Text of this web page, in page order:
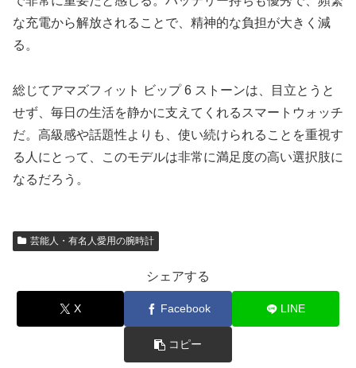
な充電から解放されることで、精神的な負担が大きく減
る。
総じてアマズフィット ビップ 6 ストーンは、目立とうと
せず、毎日の生活を静かに支えてくれるスマートウォッチ
だ。高級感や話題性よりも、使い続けられることを重視す
る人にとって、このモデルは非常に満足度の高い選択肢に
なるだろう。
芸能人・有名人愛用の腕時計
シェアする
X Facebook LINE
コピー